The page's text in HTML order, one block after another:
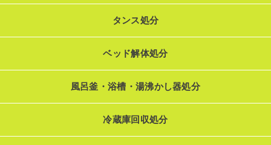
タンス処分
ベッド解体処分
風呂釜・浴槽・湯沸かし器処分
冷蔵庫回収処分